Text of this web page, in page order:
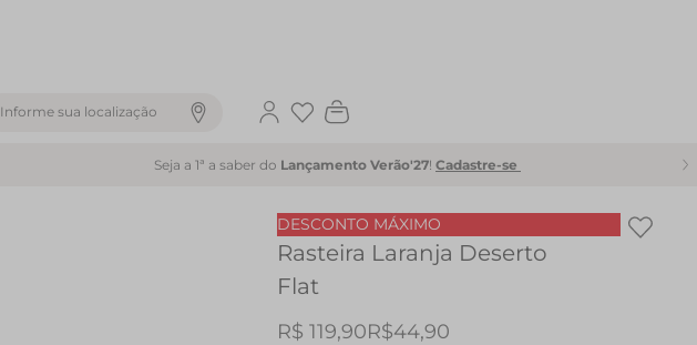
Informe sua localização
Seja a 1ª a saber do Lançamento Verão'27! Cadastre-se
DESCONTO MÁXIMO
Rasteira Laranja Deserto
Flat
R$ 119,90R$44,90